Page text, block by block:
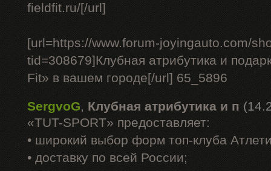
fieldfit.ru/[/url]
[url=https://www.forum-joyingauto.com/
tid=308679]Клубная атрибутика и
Fit» в вашем городе[/url] 65_5896
SergvoG, Клубная атрибутика и п
«TUT-SPORT» предоставляет:
• широкий выбор форм топ-клуба
• доставку по всей России;